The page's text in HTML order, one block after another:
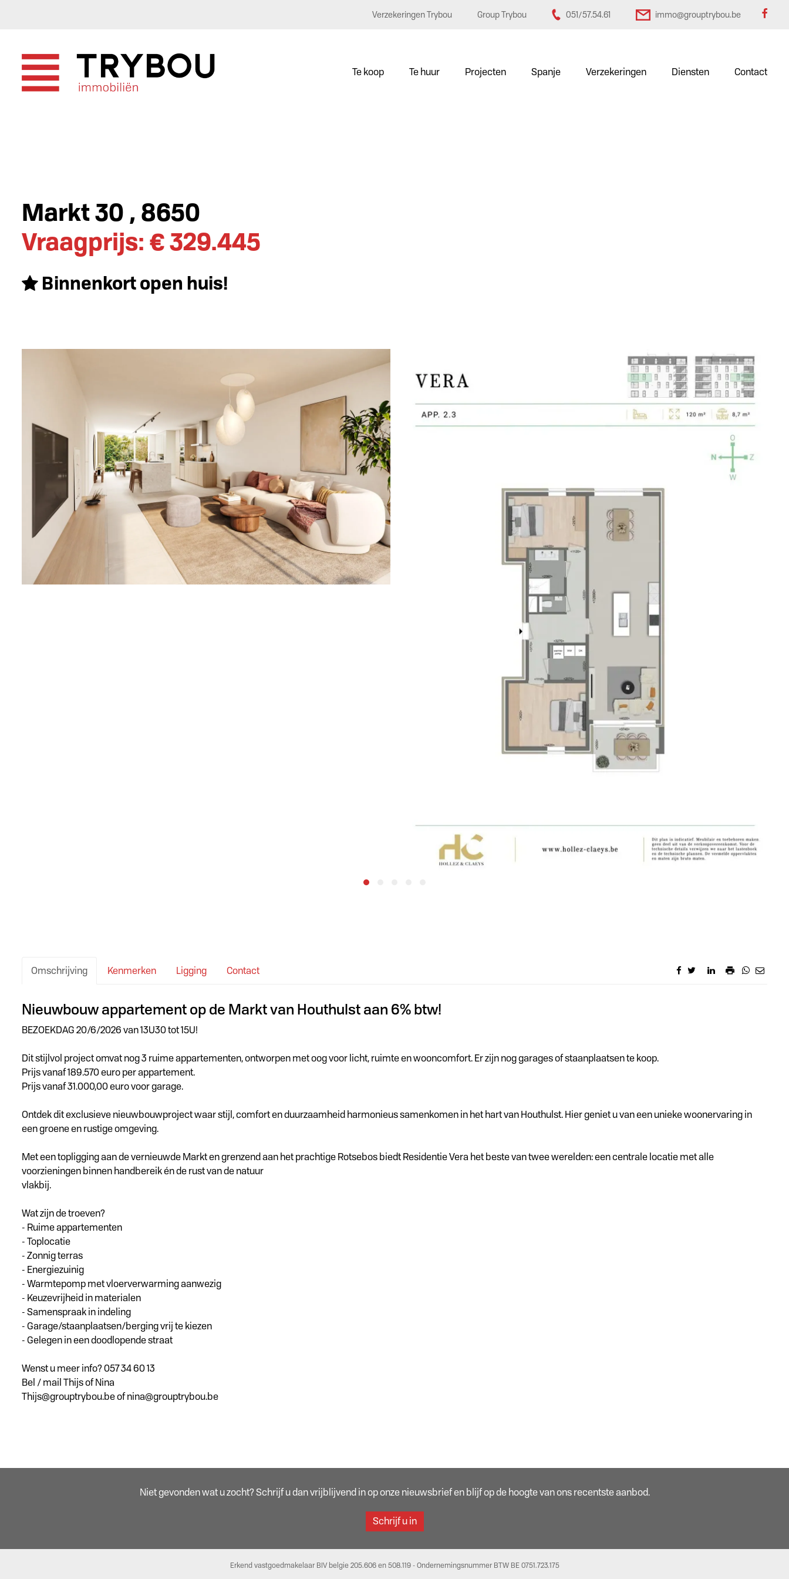
Verzekeringen Trybou Group Trybou 051/57.54.61 immo@grouptrybou.be
Te koop Te huur Projecten Spanje Verzekeringen Diensten Contact
Markt 30 , 8650
Vraagprijs: € 329.445
Binnenkort open huis!
Omschrijving Kenmerken Ligging Contact
Omschrijving
Nieuwbouw appartement op de Markt van Houthulst aan 6% btw!
BEZOEKDAG 20/6/2026 van 13U30 tot 15U!
Dit stijlvol project omvat nog 3 ruime appartementen, ontworpen met oog voor licht, ruimte en wooncomfort. Er zijn nog garages of staanplaatsen te koop.
Prijs vanaf 189.570 euro per appartement.
Prijs vanaf 31.000,00 euro voor garage.
Ontdek dit exclusieve nieuwbouwproject waar stijl, comfort en duurzaamheid harmonieus samenkomen in het hart van Houthulst. Hier geniet u van een unieke woonervaring in
een groene en rustige omgeving.
Met een topligging aan de vernieuwde Markt en grenzend aan het prachtige Rotsebos biedt Residentie Vera het beste van twee werelden: een centrale locatie met alle
voorzieningen binnen handbereik én de rust van de natuur
vlakbij.
Wat zijn de troeven?
- Ruime appartementen
- Toplocatie
- Zonnig terras
- Energiezuinig
- Warmtepomp met vloerverwarming aanwezig
- Keuzevrijheid in materialen
- Samenspraak in indeling
- Garage/staanplaatsen/berging vrij te kiezen
- Gelegen in een doodlopende straat
Wenst u meer info? 057 34 60 13
Bel / mail Thijs of Nina
Thijs@grouptrybou.be of nina@grouptrybou.be
Niet gevonden wat u zocht? Schrijf u dan vrijblijvend in op onze nieuwsbrief en blijf op de hoogte van ons recentste aanbod.
Schrijf u in
Erkend vastgoedmakelaar BIV belgie 205.606 en 508.119 - Ondernemingsnummer BTW BE 0751.723.175